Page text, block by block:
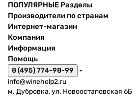
ПОПУЛЯРНЫЕ Разделы
Производители по странам
Интернет-магазин
Компания
Информация
Помощь
8 (495) 774-98-99
info@winehelp2.ru
м. Дубровка, ул. Новоостаповская 6Б